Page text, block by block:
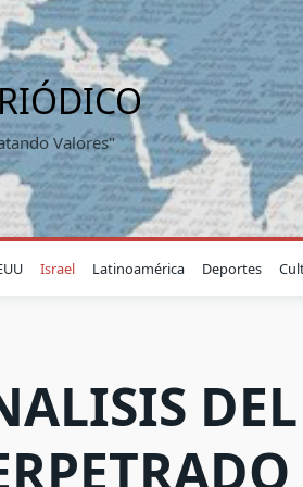
Valores"
Israel Latinoamérica Deportes